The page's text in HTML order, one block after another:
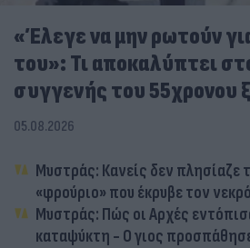
«Έλεγε να μην ρωτούν
του»: Τι αποκαλύπτει
συγγενής του 55χρονου
05.08.2026
Μυστράς: Κανείς δεν πλησίαζε
«φρούριο» που έκρυβε τον
Μυστράς: Πώς οι Αρχές
καταψύκτη - Ο γιος